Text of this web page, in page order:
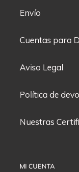
Envío
Cuentas para
Aviso Legal
Política de
Nuestras
MI CUENTA